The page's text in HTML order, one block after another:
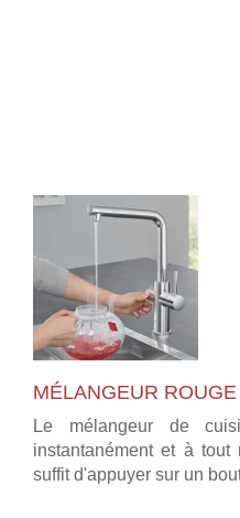
MÉLANGEUR
Le mélangeur de
instantanément et à tout
suffit d'appuyer sur un